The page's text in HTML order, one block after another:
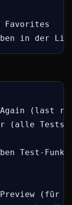
Favorites
in der
(last
(alle Tests
Test-
(für